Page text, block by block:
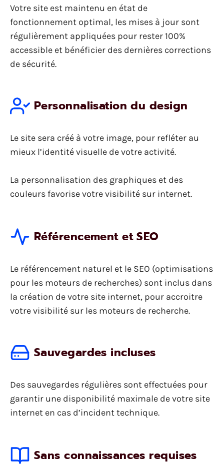
Votre site est maintenu en état de
fonctionnement optimal, les mises à jour sont
régulièrement appliquées pour rester 100%
accessible et bénéficier des dernières corrections
de sécurité.
Personnalisation du design
Le site sera créé à votre image, pour refléter au
mieux l’identité visuelle de votre activité.
La personnalisation des graphiques et des
couleurs favorise votre visibilité sur internet.
Référencement et SEO
Le référencement naturel et le SEO (optimisations
pour les moteurs de recherches) sont inclus dans
la création de votre site internet, pour accroitre
votre visibilité sur les moteurs de recherche.
Sauvegardes incluses
Des sauvegardes régulières sont effectuées pour
garantir une disponibilité maximale de votre site
internet en cas d’incident technique.
Sans connaissances requises